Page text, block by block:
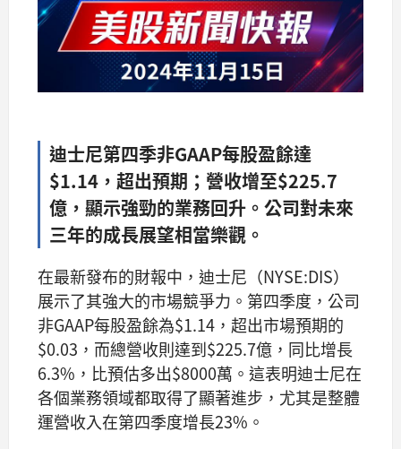
迪士尼第四季非GAAP每股盈餘達
$1.14，超出預期；營收增至$225.7
億，顯示強勁的業務回升。公司對未來
三年的成長展望相當樂觀。
在最新發布的財報中，迪士尼（NYSE:DIS）
展示了其強大的市場競爭力。第四季度，公司
非GAAP每股盈餘為$1.14，超出市場預期的
$0.03，而總營收則達到$225.7億，同比增長
6.3%，比預估多出$8000萬。這表明迪士尼在
各個業務領域都取得了顯著進步，尤其是整體
運營收入在第四季度增長23%。